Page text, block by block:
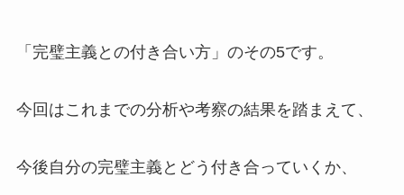
「完璧主義との付き合い方」のその5です。
今回はこれまでの分析や考察の結果を踏まえて、
今後自分の完璧主義とどう付き合っていくか、